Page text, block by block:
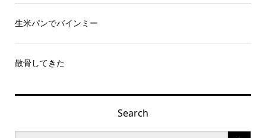
生米パンでバインミー
散骨してきた
Search